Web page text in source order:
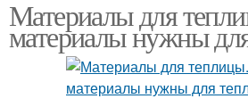
Материалы для
материалы нужны